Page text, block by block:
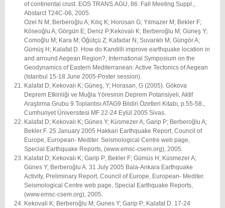
of continental crust. EOS TRANS.AGU, 86: Fall Meeting Suppl.,
Abstarct T24C-06, 2005.
Ozel N M; Berberoğlu A; Kılıç K; Horosan G; Yılmazer M; Bekler F;
Köseoğlu A; Görgün E; Deniz P;Kekovalı K; Berberoğlu M; Güneş Y;
Comoğlu M; Kara M; Öğütçü Z; Kafadar N; Suvarıklı M; Güngör A;
Gümüş H; Kalafat D. How do Kandilli improve earthquake location in
and arround Aegean Region?, International Symposium on the
Geodynamics of Eastern Mediterranean: Active Tectonics of Aegean
(Istanbul 15-18 June 2005-Poster session).
Kalafat D; Kekovalı K; Güneş, Y; Horasan, G (2005). Gökova
Deprem Etkinliği ve Muğla Yöresinin Deprem Potansiyeli, Aktif
Araştırma Grubu 9.Toplantısı ATAG9 Bildiri Özetleri Kitabı, p.55-58.,
Cumhuriyet Üniversitesi MF 22-24 Eylül 2005 Sivas.
Kalafat D; Kekovalı K; Günes Y; Küsmezer A; Garip P; Berberoğlu A;
Bekler F. 25 January 2005 Hakkari Earthquake Report, Council of
Europe, European- Mediter. Seismological Centre web page,
Special Earthquake Reports, (www.emsc-csem.org), 2005.
Kalafat D; Kekovalı K; Garip P; Bekler F; Gümüs H; Küsmezer A;
Günes Y; Berberoğlu A. 31 July 2005 Bala-Ankara Earthquake
Activity, Preliminary Report, Council of Europe, European- Mediter.
Seismological Centre web page, Special Earthquake Reports,
(www.emsc-csem.org), 2005.
Kekovali K; Berberoğlu M; Gunes Y; Garip P; Kalafat D. 17-24